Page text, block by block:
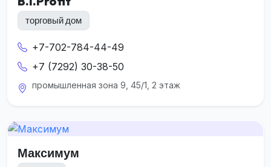
торговый дом
+7-702-784-44-49
+7 (7292) 30-38-50
промышленная зона 9, 45/1, 2 этаж
Максимум